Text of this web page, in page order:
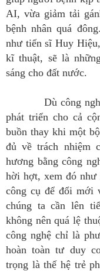
AI, vừa giảm tải
bệnh nhân quá
như tiến sĩ Huy
kĩ thuật, sẽ là
sáng cho đất nước.
Dù công nghệ
phát triển cho cả
buồn thay khi một
đủ về trách nhiệm
hương bằng công
hời hợt, xem đó
công cụ để đổi mới
chúng ta cần lên
không nên quá lệ
công nghệ chỉ là
hoàn toàn tư duy
trọng là thế hệ trẻ